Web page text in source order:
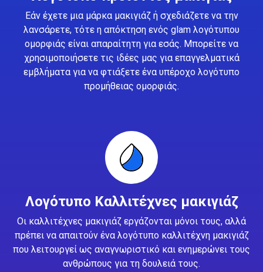
Εάν έχετε μια μάρκα μακιγιάζ ή σχεδιάζετε να την
λανσάρετε, τότε η απόκτηση ενός glam λογότυπου
ομορφιάς είναι απαραίτητη για εσάς. Μπορείτε να
χρησιμοποιήσετε τις ιδέες μας για επαγγελματικά
εμβλήματα για να φτιάξετε ένα υπέροχο λογότυπο
προμήθειας ομορφιάς.
Λογότυπο Καλλιτέχνες μακιγιάζ
Οι καλλιτέχνες μακιγιάζ εργάζονται μόνοι τους, αλλά
πρέπει να απαιτούν ένα λογότυπο καλλιτέχνη μακιγιάζ
που λειτουργεί ως αναγνωριστικό και ενημερώνει τους
ανθρώπους για τη δουλειά τους.